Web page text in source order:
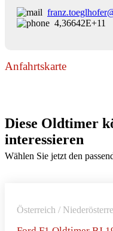
4,36642E+11
Anfahrtskarte
Diese Oldtimer
interessieren
Wählen Sie jetzt den
Österreich /